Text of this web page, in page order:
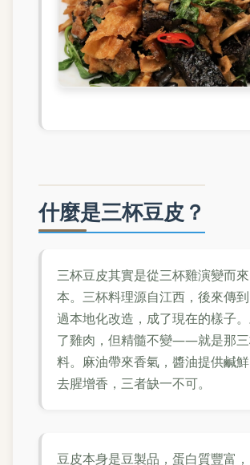
什麼是三杯豆皮？
三杯豆皮其實是從三杯雞演變而
本。三杯料理源自江西，後來傳
過本地化改造，成了現在的樣子
了雞肉，但精髓不變——就是那
料。麻油帶來香氣，醬油提供鹹
去腥增香，三者缺一不可。
豆皮本身是豆製品，蛋白質豐富